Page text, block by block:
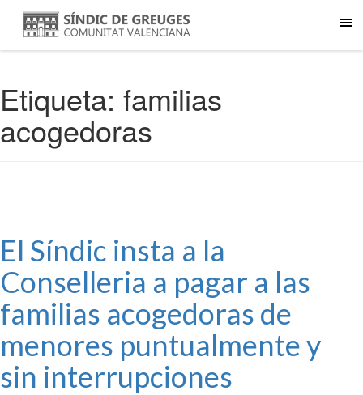
Etiqueta: familias
acogedoras
El Síndic insta a la
Conselleria a pagar a las
familias acogedoras de
menores puntualmente y
sin interrupciones